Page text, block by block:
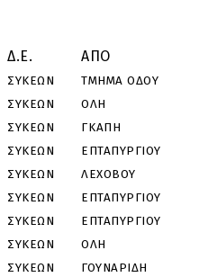
Δ.Ε. ΑΠΟ
ΣΥΚΕΩΝ ΤΜΗΜΑ ΟΔΟΥ
ΣΥΚΕΩΝ ΟΛΗ
ΣΥΚΕΩΝ Γ΄ΚΑΠΗ
ΣΥΚΕΩΝ ΕΠΤΑΠΥΡΓΙΟΥ
ΣΥΚΕΩΝ ΛΕΧΟΒΟΥ
ΣΥΚΕΩΝ ΕΠΤΑΠΥΡΓΙΟΥ
ΣΥΚΕΩΝ ΕΠΤΑΠΥΡΓΙΟΥ
ΣΥΚΕΩΝ ΟΛΗ
ΣΥΚΕΩΝ ΓΟΥΝΑΡΙΔΗ